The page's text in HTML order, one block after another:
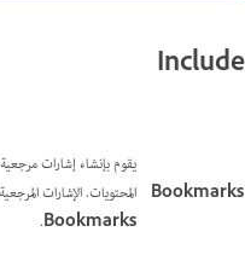
Include
Bookmarks
يقوم بإنشاء إشارات
المحتويات. الإشارات
Bookmarks
.